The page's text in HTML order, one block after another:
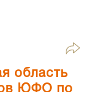
область
ЮФО по